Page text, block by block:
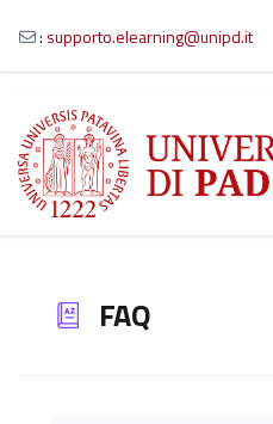
Vai al contenuto principale
: supporto.elearning@unipd.it
FAQ